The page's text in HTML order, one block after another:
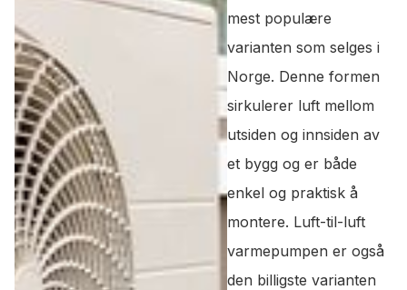
mest populære
varianten som selges i
Norge. Denne formen
sirkulerer luft mellom
utsiden og innsiden av
et bygg og er både
enkel og praktisk å
montere. Luft-til-luft
varmepumpen er også
den billigste varianten